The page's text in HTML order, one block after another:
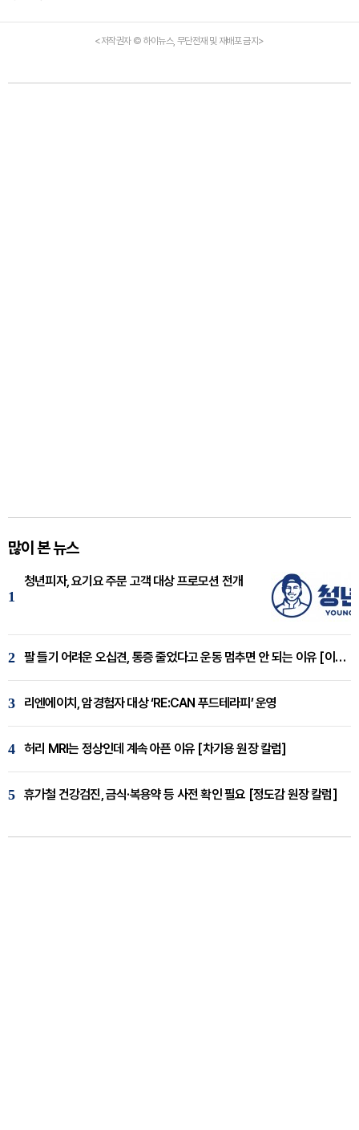
<저작권자 © 하이뉴스, 무단전재 및 재배포 금지>
많이 본 뉴스
1
청년피자, 요기요 주문 고객 대상 프로모션 전개
2 팔 들기 어려운 오십견, 통증 줄었다고 운동 멈추면 안 되는 이유 [이병욱 원장 칼럼]
3 리엔에이치, 암경험자 대상 ‘RE:CAN 푸드테라피’ 운영
4 허리 MRI는 정상인데 계속 아픈 이유 [차기용 원장 칼럼]
5 휴가철 건강검진, 금식·복용약 등 사전 확인 필요 [정도감 원장 칼럼]